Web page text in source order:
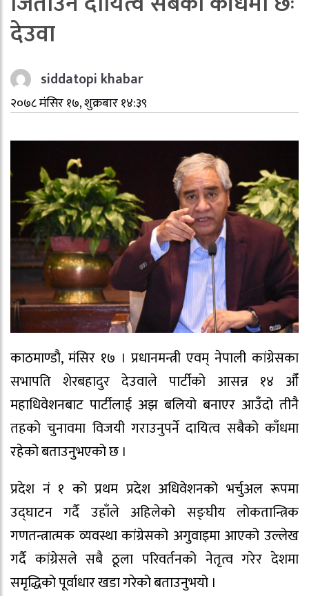
देउवा
siddatopi khabar
२०७८ मंसिर १७, शुक्रबार १४:३९
काठमाण्डौ, मंसिर १७ । प्रधानमन्त्री एवम् नेपाली कांग्रेसका
सभापति शेरबहादुर देउवाले पार्टीको आसन्न १४ औँ
महाधिवेशनबाट पार्टीलाई अझ बलियो बनाएर आउँदो तीनै
तहको चुनावमा विजयी गराउनुपर्ने दायित्व सबैको काँधमा
रहेको बताउनुभएको छ ।
प्रदेश नं १ को प्रथम प्रदेश अधिवेशनको भर्चुअल रूपमा
उद्घाटन गर्दै उहाँले अहिलेको सङ्घीय लोकतान्त्रिक
गणतन्त्रात्मक व्यवस्था कांग्रेसको अगुवाइमा आएको उल्लेख
गर्दै कांग्रेसले सबै ठूला परिवर्तनको नेतृत्व गरेर देशमा
समृद्धिको पूर्वाधार खडा गरेको बताउनुभयो ।